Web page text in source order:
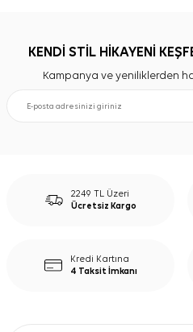
KENDİ STİL HİKAYENİ
Kampanya ve yeniliklerden
2249 TL Üzeri
Ücretsiz Kargo
Kredi Kartına
4 Taksit İmkanı